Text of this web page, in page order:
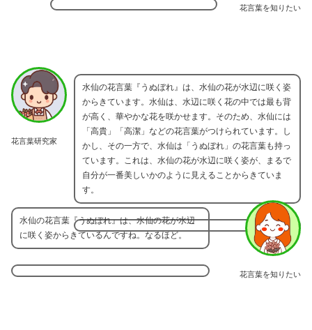
花言葉を知りたい
花言葉研究家
水仙の花言葉『うぬぼれ』は、水仙の花が水辺に咲く姿
からきています。水仙は、水辺に咲く花の中では最も背
が高く、華やかな花を咲かせます。そのため、水仙には
「高貴」「高潔」などの花言葉がつけられています。し
かし、その一方で、水仙は「うぬぼれ」の花言葉も持っ
ています。これは、水仙の花が水辺に咲く姿が、まるで
自分が一番美しいかのように見えることからきていま
す。
花言葉を知りたい
水仙の花言葉『うぬぼれ』は、水仙の花が水辺
に咲く姿からきているんですね。なるほど。